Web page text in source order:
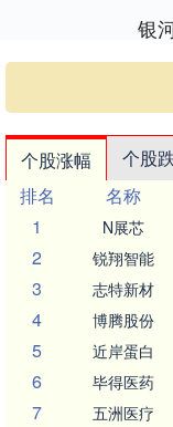
银
个股涨幅 个股
排名
名称
1
N展芯
2 锐翔智能
3 志特新材
4 博腾股份
5 近岸蛋白
6 毕得医药
7 五洲医疗